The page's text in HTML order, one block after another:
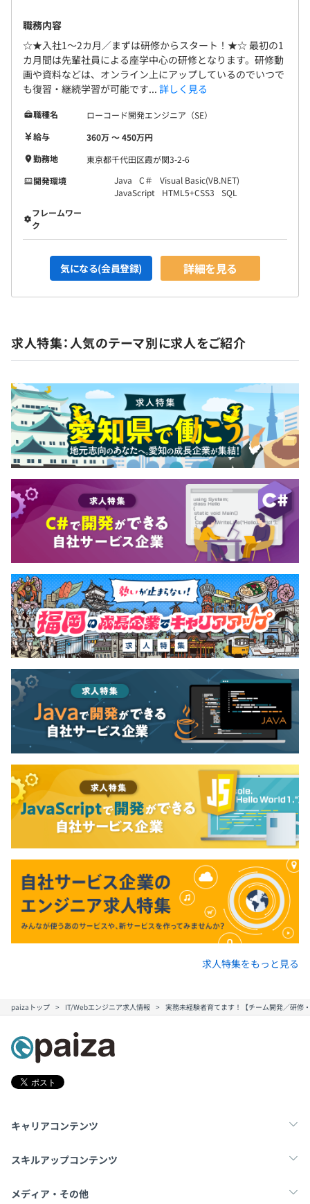
オブジェクト指向、ウォーターフォール、アジャイル、プ
ロトタイピング
◆どのプロジェクトも必ずチームで担当します。
発ツール）案件やグループ会社のサービス開発など自社内
開発案件をおこなう20〜30代が中心のグループに配属と
なります。上司や先輩が側にいるため、フォローし合える
ことはもちろん、スキルアップやキャリアアップの相談も
しやすく、希望をスピーディに実現しやすい環境がありま
◆大手企業と同じ働き方をしています。
お客さまから技術力が評価されているので、直接取引の案
たり、定時で帰れたり。大手企業はコンプライアンスが厳
しいので、残業も月30時間以下です。
◆自分らしく意見を言える文化が根付いています。
社員全員がデジタルフォルンを構成するメンバーとして、
会社に関するさまざまな事柄について考え、アイデアを出
し合う組織風土なので、役職に縛られず社員同士が積極的
にコミュニケーションを取り合っています。また、失敗を
責めるのではなく、挑戦することをたたえる文化を大切に
しています。
【開発環境】
開発言語・環境：OutSystems Platform
※GUI（アイコンやボタン、プルダウンメニューなどをマ
ウスやタッチパネルなどで直接操作）のビジュアル操作で
設計書を作成するだけで、コードは自動的に生成される優
れものです。※DBもSQL ServerもしくはOracle、MySQL
から選択可能です。
※動作するアプリケーションのデプロイまで自動でおこな
※『OutSystems』はクラウドサービスですが、オンプレ
ミスにも対応しています。
※CSSやJavaScriptを使用した拡張も可能です。
◆経済産業省のITスキル標準をもとにつくった評価制度が
あります。どんなスキルを磨けば市場価値があがるのか。
開発スキルや要件分析、マネジメント力など。項目を細か
く設定しているから、明確な目標を持って仕事に取り組め
ます。
◆志向性に合わせてキャリアを築いていくことが可能なた
め、スペシャリスト志向の方でしたら、上流工程に特化し
たSE。マネジメント志向の方でしたら、チームリーダー
やマネジャー。顧客のビジネス上の課題解決を包括的にお
こないたい方であれば ITコンサルタントとしてキャリア
アジャイル開発推進グループ：64名（8チーム体制）男女
比7:3
■グループマネジャー：1名
■担当グループマネジャー：2名
※お客様先常駐を中心に、Outsystems（ローコード開発
開発案件をおこなう20〜30代が中心のグループになりま
職務内容
☆★入社1～2カ月／まずは研修からスタート！★☆ 最初の1
カ月間は先輩社員による座学中心の研修となります。研修動
画や資料などは、オンライン上にアップしているのでいつで
も復習・継続学習が可能です... 詳しく見る
職種名
ローコード開発エンジニア（SE）
給与
360万 〜 450万円
勤務地
東京都千代田区霞が関3-2-6
開発環境
Java C＃
Visual Basic(VB.NET)
JavaScript
HTML5+CSS3
SQL
フレームワー
ク
気になる(会員登録) 詳細を見る
求人特集：人気のテーマ別に求人をご紹介
求人特集をもっと見る
paizaトップ IT/Webエンジニア求人情報 実務未経験者育てます！【チーム開発／研修
キャリアコンテンツ
転職・キャリア
スキルアップコンテンツ
学習
メディア・その他